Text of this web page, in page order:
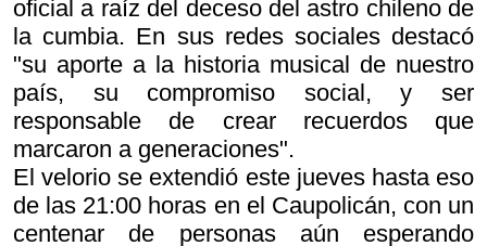
oficial a raíz del deceso del astro chileno de
la cumbia. En sus redes sociales destacó
"su aporte a la historia musical de nuestro
país, su compromiso social, y ser
responsable de crear recuerdos que
marcaron a generaciones".
El velorio se extendió este jueves hasta eso
de las 21:00 horas en el Caupolicán, con un
centenar de personas aún esperando